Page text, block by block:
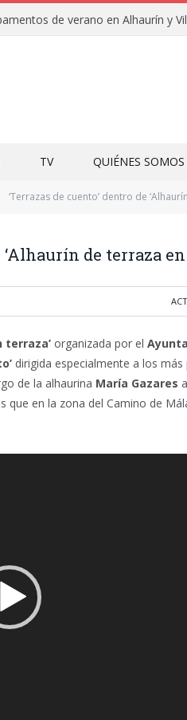
TV QUIÉNES SOMOS
‘Terrazas de cuento’ dentro de
‘Alhaurín de terraza
terraza’ organizada por el
dirigida especialmente a los
de la alhaurina María Gazares
que en la zona del Camino de